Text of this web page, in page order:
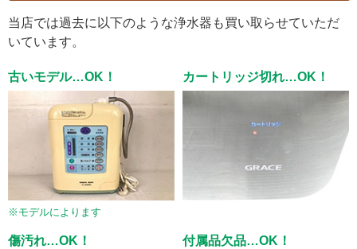
当店では過去に以下のような浄水器も買い取らせていただ
いています。
古いモデル…OK！
※モデルによります
カートリッジ切れ…OK！
傷汚れ…OK！ 付属品欠品…OK！